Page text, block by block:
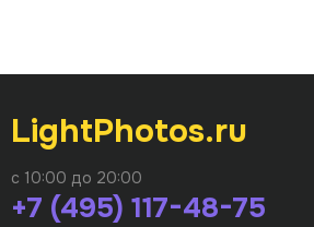
LightPhotos.ru
с 10:00 до 20:00
+7 (495) 117-48-75